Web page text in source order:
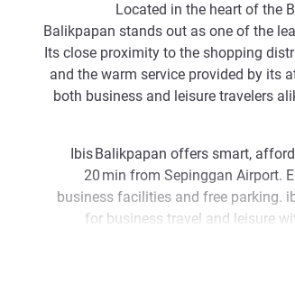
Located in the heart of the
Balikpapan stands out as one of the
Its close proximity to the shopping
and the warm service provided by its
both business and leisure travelers
Ibis Balikpapan offers smart,
20 min from Sepinggan Airport.
business facilities and free parking.
for business travel and leisure
landmarks